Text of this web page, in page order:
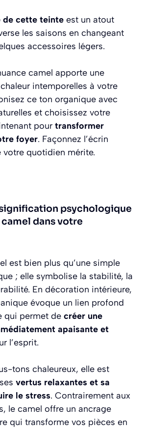
de cette teinte est un atout
les saisons en changeant
accessoires légers.
camel apporte une
intemporelles à votre
ce ton organique avec
et choisissez votre
pour transformer
foyer. Façonnez l’écrin
votre quotidien mérite.
psychologique
dans votre
est bien plus qu’une simple
; elle symbolise la stabilité, la
En décoration intérieure,
évoque un lien profond
qui permet de créer une
apaisante et
l’esprit.
tons chaleureux, elle est
vertus relaxantes et sa
le stress. Contrairement aux
le camel offre un ancrage
qui transforme vos pièces en